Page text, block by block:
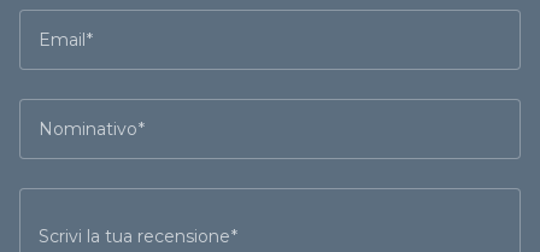
Email
Nominativo
Scrivi la tua recensione